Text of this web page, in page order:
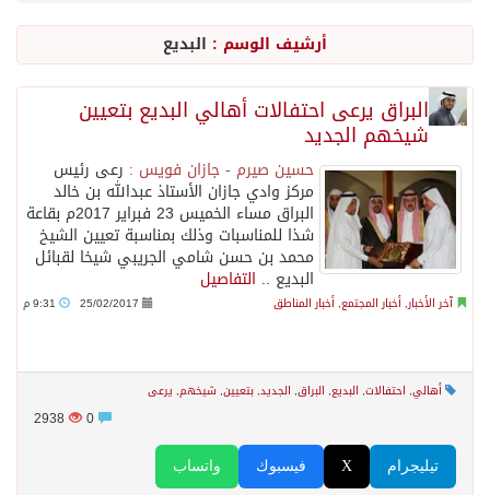
الجيش اليمني ينفذ عملية عسكرية ضد الحوثيين رداً على هجماتهم
السديس: اتفاقية مكة تجسد مكانة المملكة الدينية وريادتها الحضارية والعالمية
رئيس وزراء العراق لرئيس الاستخبارات السعودي: نرفض استخدام أراضينا منطلقاً لأي هجمات
جماعة الحوثي تعلن الحرب و اذرع طهران تخطط باعمال ارهابية واسعة تطال دول الشرق الاوسط
قمة سعودية – تركية – باكستانية في جدة
أرشيف الوسم : البديع
البراق يرعى احتفالات أهالي البديع بتعيين
شيخهم الجديد
حسين صيرم - جازان فويس : رعى رئيس
مركز وادي جازان الأستاذ عبدالله بن خالد
البراق مساء الخميس 23 فبراير 2017م بقاعة
شذا للمناسبات وذلك بمناسبة تعيين الشيخ
محمد بن حسن شامي الجريبي شيخا لقبائل
البديع .. التفاصيل
آخر الأخبار, أخبار المجتمع, أخبار المناطق 25/02/2017
أهالي, احتفالات, البديع, البراق, الجديد, بتعيين, شيخهم, يرعى
2938
واتساب فيسبوك X تيليجرام